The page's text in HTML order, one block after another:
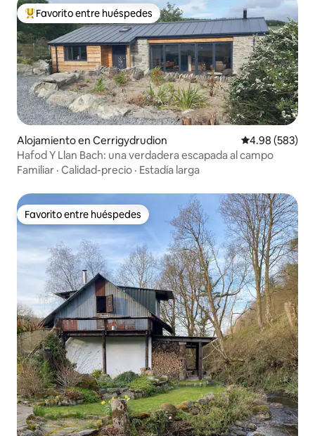
Favorito entre huéspedes preferido
Favorito entre huéspedes
Alojamiento en Cerrigydrudion Calificación
4.98 (583)
Hafod Y Llan Bach: una verdadera escapada al campo
Familiar · Calidad-precio · Estadía larga
Favorito entre huéspedes
Favorito entre huéspedes